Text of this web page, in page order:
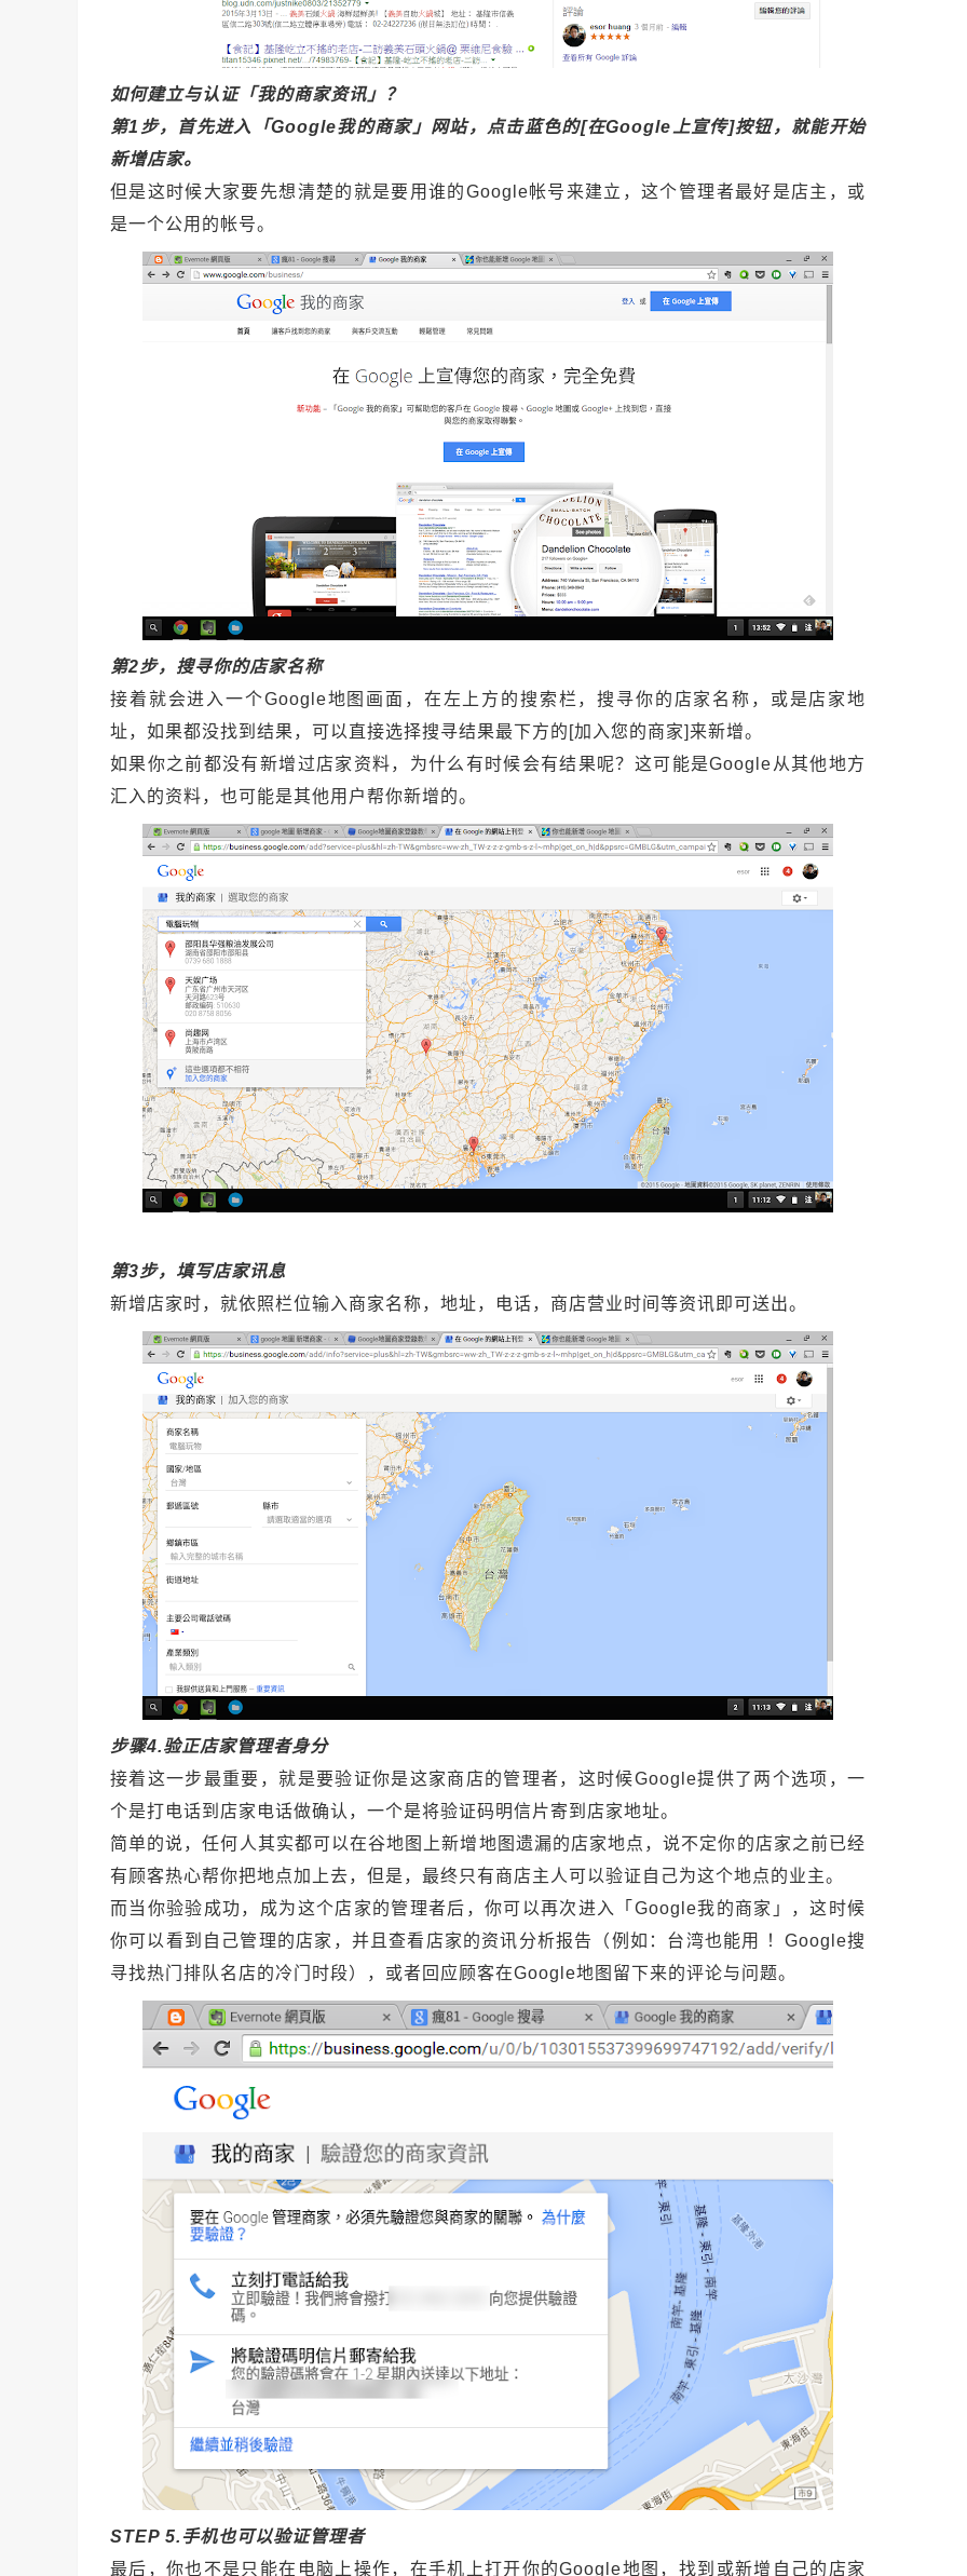
如何建立与认证「我的商家资讯」？
第1步，首先进入「Google我的商家」网站，点击蓝色的[在Google上宣传]按钮，就能开始
新增店家。
但是这时候大家要先想清楚的就是要用谁的Google帐号来建立，这个管理者最好是店主，或
是一个公用的帐号。
第2步，搜寻你的店家名称
接着就会进入一个Google地图画面，在左上方的搜索栏，搜寻你的店家名称，或是店家地
址，如果都没找到结果，可以直接选择搜寻结果最下方的[加入您的商家]来新增。
如果你之前都没有新增过店家资料，为什么有时候会有结果呢？这可能是Google从其他地方
汇入的资料，也可能是其他用户帮你新增的。
第3步，填写店家讯息
新增店家时，就依照栏位输入商家名称，地址，电话，商店营业时间等资讯即可送出。
步骤4.验正店家管理者身分
接着这一步最重要，就是要验证你是这家商店的管理者，这时候Google提供了两个选项，一
个是打电话到店家电话做确认，一个是将验证码明信片寄到店家地址。
简单的说，任何人其实都可以在谷地图上新增地图遗漏的店家地点，说不定你的店家之前已经
有顾客热心帮你把地点加上去，但是，最终只有商店主人可以验证自己为这个地点的业主。
而当你验验成功，成为这个店家的管理者后，你可以再次进入「Google我的商家」，这时候
你可以看到自己管理的店家，并且查看店家的资讯分析报告（例如：台湾也能用 ！Google搜
寻找热门排队名店的冷门时段），或者回应顾客在Google地图留下来的评论与问题。
STEP 5.手机也可以验证管理者
最后，你也不是只能在电脑上操作，在手机上打开你的Google地图，找到或新增自己的店家